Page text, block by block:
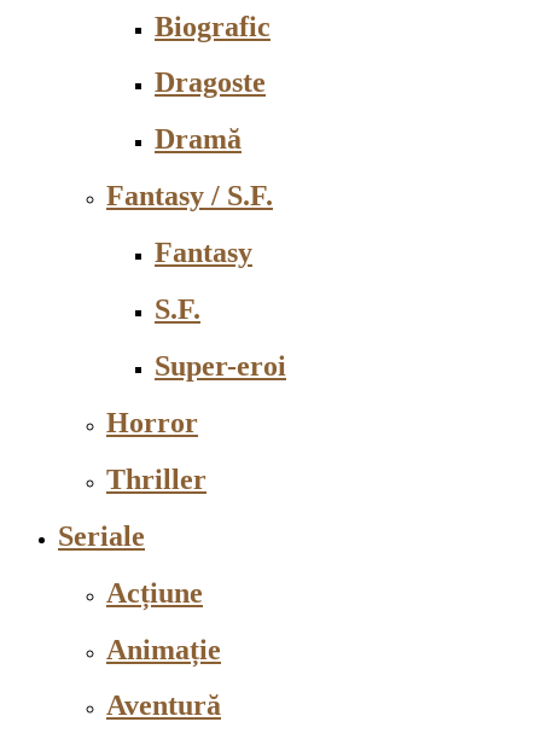
Biografic
Dragoste
Dramă
Fantasy / S.F.
Fantasy
S.F.
Super-eroi
Horror
Thriller
Seriale
Acțiune
Animație
Aventură